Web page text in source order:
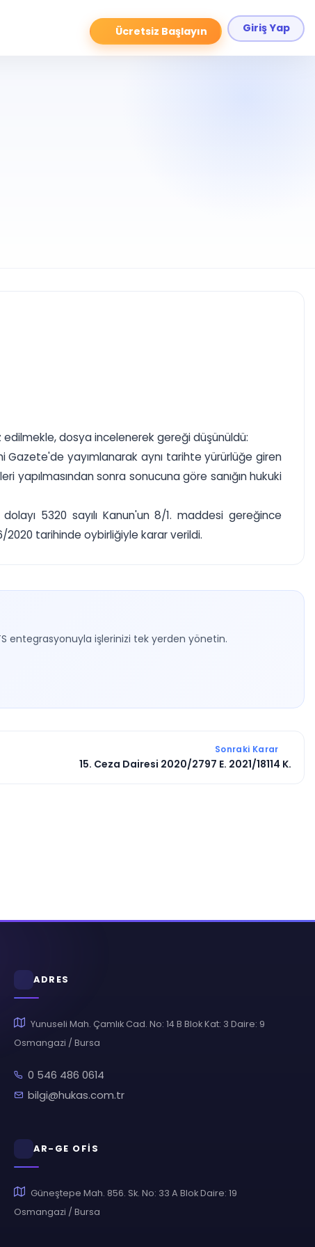
Ücretsiz Başlayın Giriş Yap
dosya incelenerek gereği düşünüldü:
Gazete'de yayımlanarak aynı tarihte yürürlüğe giren
yapılmasından sonra sonucuna göre sanığın hukuki
5320 sayılı Kanun'un 8/1. maddesi gereğince
2020 tarihinde oybirliğiyle karar verildi.
entegrasyonuyla işlerinizi tek yerden yönetin.
Sonraki Karar
15. Ceza Dairesi 2020/2797 E. 2021/18114 K.
ADRES
Yunuseli Mah. Çamlık Cad. No: 14 B Blok Kat: 3 Daire: 9
Osmangazi / Bursa
0 546 486 0614
bilgi@hukas.com.tr
AR-GE OFİS
Güneştepe Mah. 856. Sk. No: 33 A Blok Daire: 19
Osmangazi / Bursa